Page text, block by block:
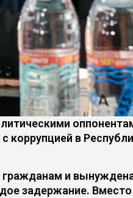
с коррупцией в
и
задержание.